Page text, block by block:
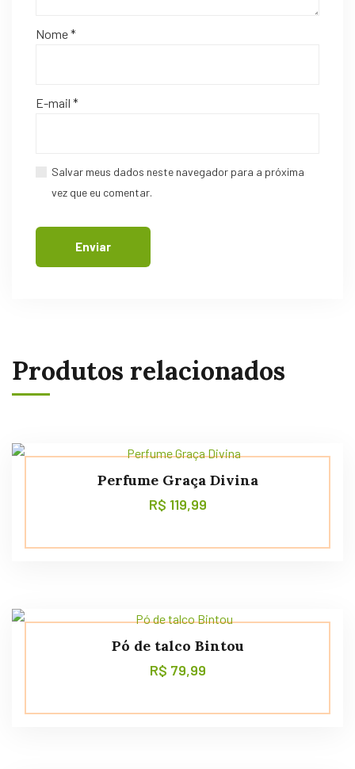
Nome*
E-mail *
Salvar meus dados neste navegador para a próxima
vez que eu comentar.
Produtos relacionados
Perfume Graça Divina
R$ 119,99
Pó de talco Bintou
R$ 79,99